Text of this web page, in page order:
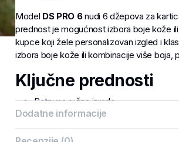
Model DS PRO 6nudi 6 džepova za
prednost je mogućnost izbora boje kože
kupce koji žele personalizovan izgled i
izbora boje kože ili kombinacije više boja,
Ključne prednosti
Potpuna ručna izrada
Kvalitetna italijanska koža
Praktičan raspored za kartice,
Dodatne informacije